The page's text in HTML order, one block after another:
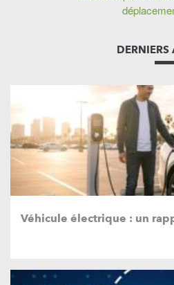
DERNIERS
Véhicule électrique : un